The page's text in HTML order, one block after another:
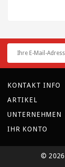
Wellpappe
auf
Rollen
und
KONTAKT INFO
ARTIKEL
UNTERNEHMEN
IHR KONTO
© 2026